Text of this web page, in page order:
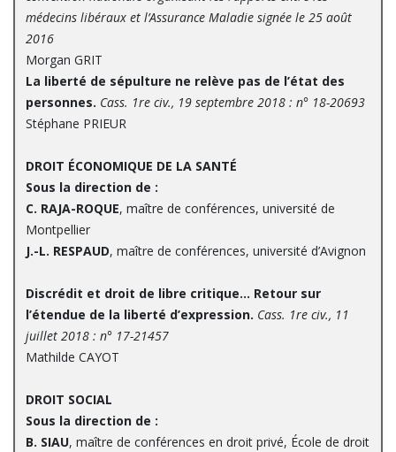
médecins libéraux et l’Assurance Maladie signée le 25 août
2016
Morgan GRIT
La liberté de sépulture ne relève pas de l’état des
personnes. Cass. 1re civ., 19 septembre 2018 : n° 18-20693
Stéphane PRIEUR
DROIT ÉCONOMIQUE DE LA SANTÉ
Sous la direction de :
C. RAJA-ROQUE, maître de conférences, université de
Montpellier
J.-L. RESPAUD, maître de conférences, université d’Avignon
Discrédit et droit de libre critique… Retour sur
l’étendue de la liberté d’expression. Cass. 1re civ., 11
juillet 2018 : n° 17-21457
Mathilde CAYOT
DROIT SOCIAL
Sous la direction de :
B. SIAU, maître de conférences en droit privé, École de droit